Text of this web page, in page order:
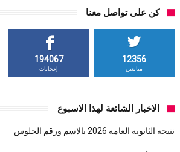
كن على تواصل معنا
12356
متابعين
194067
إعجابات
الاخبار الشائعة لهذا الاسبوع
نتيجه الثانويه العامه 2026 بالاسم ورقم الجلوس